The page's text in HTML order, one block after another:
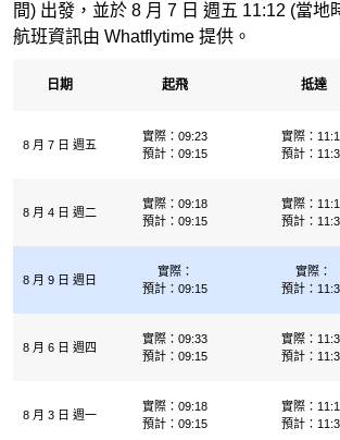
間) 出發，並於 8 月 7 日 週五 11:12 (當地
航班資訊由 Whatflytime 提供。
日期 起飛 抵達
8 月 7 日 週五
實際：09:23
預計：09:15
實際：
預計：
8 月 4 日 週二
實際：09:18
預計：09:15
實際：
預計：
8 月 9 日 週日
實際：
預計：09:15
實際：
預計：
8 月 6 日 週四
實際：09:33
預計：09:15
實際：
預計：
8 月 3 日 週一
實際：09:18
預計：09:15
實際：
預計：